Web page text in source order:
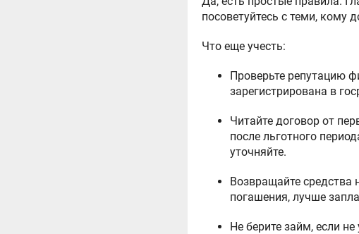
посоветуйтесь с теми, кому
Что еще учесть:
Проверьте репутацию
зарегистрирована в
Читайте договор от
после льготного
уточняйте.
Возвращайте средства
погашения, лучше
Не берите займ, если